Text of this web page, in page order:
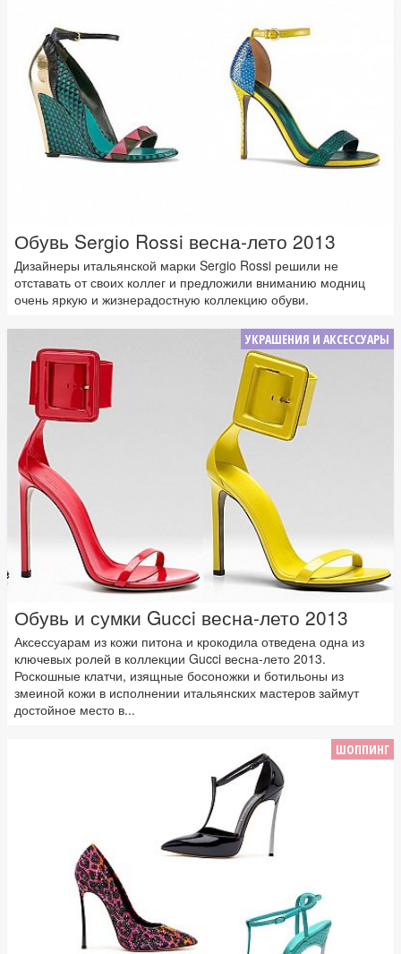
Обувь Sergio Rossi весна-лето 2013
Дизайнеры итальянской марки Sergio Rossi решили не
отставать от своих коллег и предложили вниманию модниц
очень яркую и жизнерадостную коллекцию обуви.
УКРАШЕНИЯ И АКСЕССУАРЫ
Обувь и сумки Gucci весна-лето 2013
Аксессуарам из кожи питона и крокодила отведена одна из
ключевых ролей в коллекции Gucci весна-лето 2013.
Роскошные клатчи, изящные босоножки и ботильоны из
змеиной кожи в исполнении итальянских мастеров займут
достойное место в...
ШОППИНГ